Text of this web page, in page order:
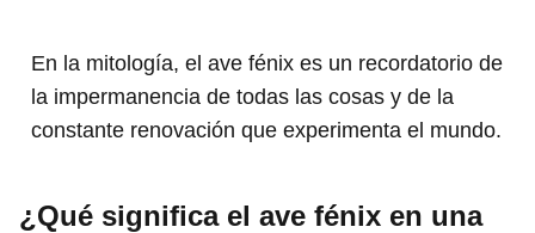
En la mitología, el ave fénix es un recordatorio de
la impermanencia de todas las cosas y de la
constante renovación que experimenta el mundo.
¿Qué significa el ave fénix en una